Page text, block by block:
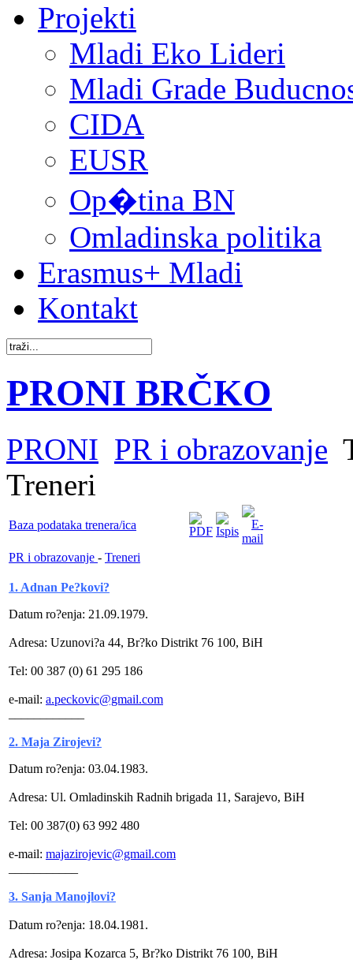
Projekti
Mladi Eko Lideri
Mladi Grade
CIDA
EUSR
Op�tina BN
Omladinska politika
Erasmus+ Mladi
Kontakt
PRONI BRČKO
PRONI PR i obrazovanje
Treneri
Baza podataka trenera/ica
PR i obrazovanje - Treneri
1. Adnan Pe?kovi?
Datum ro?enja: 21.09.1979.
Adresa: Uzunovi?a 44, Br?ko Distrikt 76 100, BiH
Tel: 00 387 (0) 61 295 186
e-mail: a.peckovic@gmail.com
2. Maja Zirojevi?
Datum ro?enja: 03.04.1983.
Adresa: Ul. Omladinskih Radnih brigada 11, Sarajevo, BiH
Tel: 00 387(0) 63 992 480
e-mail: majazirojevic@gmail.com
3. Sanja Manojlovi?
Datum ro?enja: 18.04.1981.
Adresa: Josipa Kozarca 5, Br?ko Distrikt 76 100, BiH